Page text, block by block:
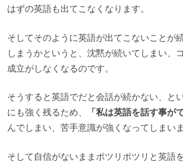
はずの英語も出てこなくなります。
そしてそのように英語が出てこないことが
しまうかというと、沈黙が続いてしまい、
成立がしなくなるのです。
そうすると英語でだと会話が続かない、と
にも強く残るため、
「私は英語を話す事が
んでしまい、苦手意識が強くなってしまいま
そして自信がないままポツリポツリと英語